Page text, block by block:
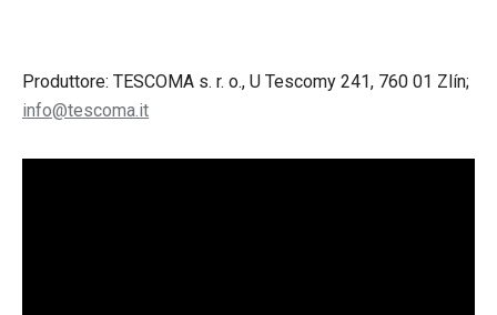
Produttore: TESCOMA s. r. o., U Tescomy 241, 760 01 Zlín;
info@tescoma.it